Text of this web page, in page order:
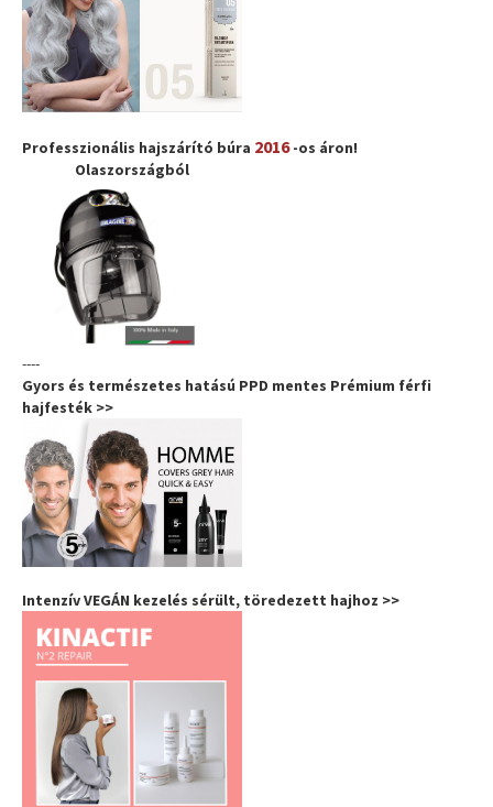
Professzionális hajszárító búra 2016-os áron!
Olaszországból
----
Gyors és természetes hatású PPD mentes Prémium férfi
hajfesték >>
Intenzív VEGÁN kezelés sérült, töredezett hajhoz >>